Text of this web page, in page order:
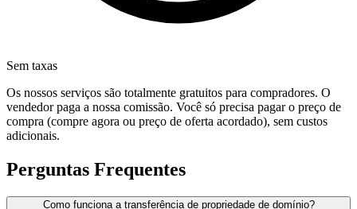
Sem taxas
Os nossos serviços são totalmente gratuitos para compradores. O
vendedor paga a nossa comissão. Você só precisa pagar o preço de
compra (compre agora ou preço de oferta acordado), sem custos
adicionais.
Perguntas Frequentes
Como funciona a transferência de propriedade de domínio?